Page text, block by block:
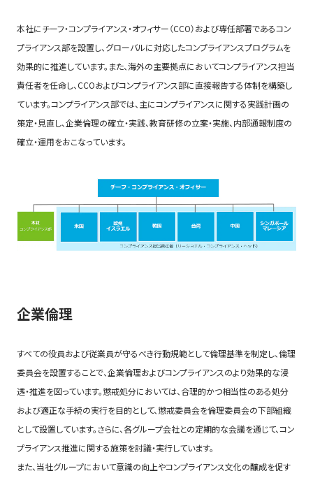
本社にチーフ・コンプライアンス・オフィサー（CCO）および専任部署であるコン
プライアンス部を設置し、グローバルに対応したコンプライアンスプログラムを
効果的に推進しています。また、海外の主要拠点においてコンプライアンス担当
責任者を任命し、CCOおよびコンプライアンス部に直接報告する体制を構築し
ています。コンプライアンス部では、主にコンプライアンスに関する実践計画の
策定・見直し、企業倫理の確立・実践、教育研修の立案・実施、内部通報制度の
確立・運用をおこなっています。
企業倫理
すべての役員および従業員が守るべき行動規範として倫理基準を制定し、倫理
委員会を設置することで、企業倫理およびコンプライアンスのより効果的な浸
透・推進を図っています。懲戒処分においては、合理的かつ相当性のある処分
および適正な手続の実行を目的として、懲戒委員会を倫理委員会の下部組織
として設置しています。さらに、各グループ会社との定期的な会議を通じて、コン
プライアンス推進に関する施策を討議・実行しています。
また、当社グループにおいて意識の向上やコンプライアンス文化の醸成を促す